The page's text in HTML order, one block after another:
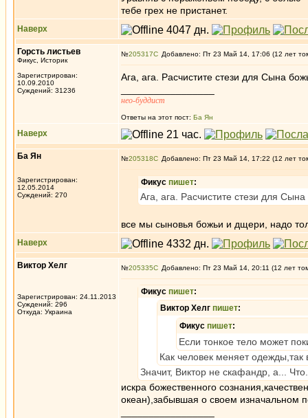
тебе грех не пристанет.
Наверх
Горсть листьев
Фикус, Историк
Зарегистрирован:
10.09.2010
Суждений: 31236
№205317 Добавлено: Пт 23 Май 14, 17:06 (12 лет
Ага, ага. Расчистите стези для Сына
нео-буддист
Ответы на этот пост: Ба Ян
Наверх
Ба Ян
Зарегистрирован:
12.05.2014
Суждений: 270
№205318 Добавлено: Пт 23 Май 14, 17:22 (12 лет
Фикус пишет:
Ага, ага. Расчистите стези для Сына
все мы сыновья божьи и дщери, надо
Наверх
Виктор Хелг
Зарегистрирован: 24.11.2013
Суждений: 296
Откуда: Украина
№205335 Добавлено: Пт 23 Май 14, 20:11 (12 лет
Фикус пишет:
Виктор Хелг пишет:
Фикус пишет:
Если тонкое тело может
Как человек меняет
Значит, Виктор не скафандр, а...
искра божественного
океан),забывшая о своем изначальном